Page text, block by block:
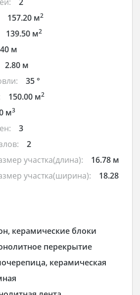
157.20 м2
139.50 м2
м
2.80 м
35 °
150.00 м2
м3
3
2
участка(длина):
16.78 м
участка(ширина):
18.28
керамические блоки
перекрытие
керамическая